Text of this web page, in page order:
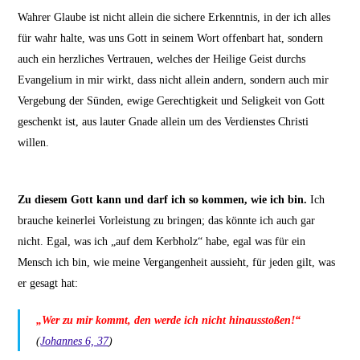
Wahrer Glaube ist nicht allein die sichere Erkenntnis, in der ich alles
für wahr halte, was uns Gott in seinem Wort offenbart hat, sondern
auch ein herzliches Vertrauen, welches der Heilige Geist durchs
Evangelium in mir wirkt, dass nicht allein andern, sondern auch mir
Vergebung der Sünden, ewige Gerechtigkeit und Seligkeit von Gott
geschenkt ist, aus lauter Gnade allein um des Verdienstes Christi
willen.
Zu diesem Gott kann und darf ich so kommen, wie ich bin. Ich
brauche keinerlei Vorleistung zu bringen; das könnte ich auch gar
nicht. Egal, was ich „auf dem Kerbholz“ habe, egal was für ein
Mensch ich bin, wie meine Vergangenheit aussieht, für jeden gilt, was
er gesagt hat:
„Wer zu mir kommt, den werde ich nicht hinausstoßen!“
(Johannes 6, 37)